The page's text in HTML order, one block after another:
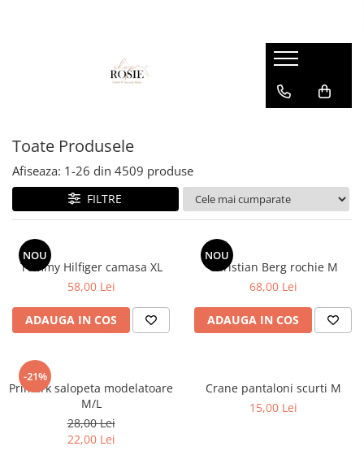
Femei
Genti
Blugi
Bluze/Topuri
Cardigane
Colanti
Fuste
Hanorace
Lenjerii si pijamale
Copii
Bluze
Camasi
Geci
Hanorace
Pantaloni
Pantaloni scurti
Pulovere
sport
Tricouri si maiouri
Bluze
body
Camasi
Geci
Hanorace
Incaltaminte
Pantaloni scurti
Rochii&Fuste/Sacouri
Salopete
Tricouri si maiouri
Toate Produsele
Afiseaza: 1-26 din 4509 produse
FILTRE
NOU
Tommy Hilfiger camasa XL
58,00 Lei
ADAUGA IN COS
NOU
Christian Berg rochie M
68,00 Lei
ADAUGA IN COS
-21%
Primark salopeta modelatoare
M/L
28,00 Lei
22,00 Lei
Crane pantaloni scurti M
15,00 Lei